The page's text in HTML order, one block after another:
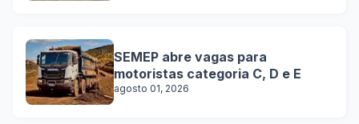
SEMEP abre vagas para
motoristas categoria C, D e E
agosto 01, 2026